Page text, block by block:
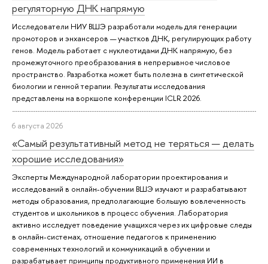
регуляторную ДНК напрямую
Исследователи НИУ ВШЭ разработали модель для генерации
промоторов и энхансеров — участков ДНК, регулирующих работу
генов. Модель работает с нуклеотидами ДНК напрямую, без
промежуточного преобразования в непрерывное числовое
пространство. Разработка может быть полезна в синтетической
биологии и генной терапии. Результаты исследования
представлены на воркшопе конференции ICLR 2026.
6 августа 2026
«Самый результативный метод не теряться — делать
хорошие исследования»
Эксперты Международной лаборатории проектирования и
исследований в онлайн-обучении ВШЭ изучают и разрабатывают
методы образования, предполагающие большую вовлеченность
студентов и школьников в процесс обучения. Лаборатория
активно исследует поведение учащихся через их цифровые следы
в онлайн-системах, отношение педагогов к применению
современных технологий и коммуникаций в обучении и
разрабатывает принципы продуктивного применения ИИ в